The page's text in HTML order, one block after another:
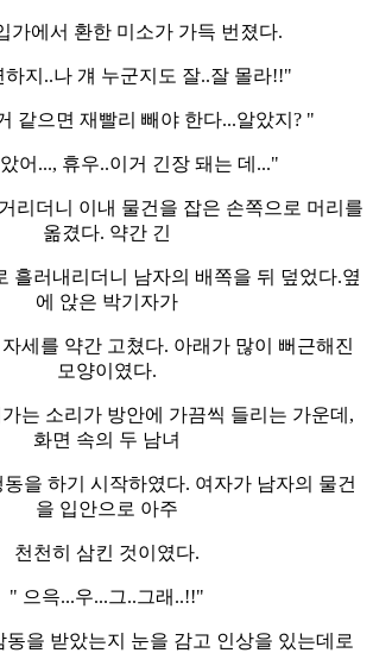
가에서 환한 미소가 가득 번졌다.
하지..나 걔 누군지도 잘..잘 몰라!!"
같으면 재빨리 빼야 한다...알았지? "
어..., 휴우..이거 긴장 돼는 데..."
리더니 이내 물건을 잡은 손쪽으로 머리를
옮겼다. 약간 긴
흘러내리더니 남자의 배쪽을 뒤 덮었다.옆
에 앉은 박기자가
세를 약간 고쳤다. 아래가 많이 뻐근해진
모양이였다.
는 소리가 방안에 가끔씩 들리는 가운데,
화면 속의 두 남녀
을 하기 시작하였다. 여자가 남자의 물건
을 입안으로 아주
천천히 삼킨 것이였다.
" 으윽...우...그..그래..!!"
동을 받았는지 눈을 감고 인상을 있는데로